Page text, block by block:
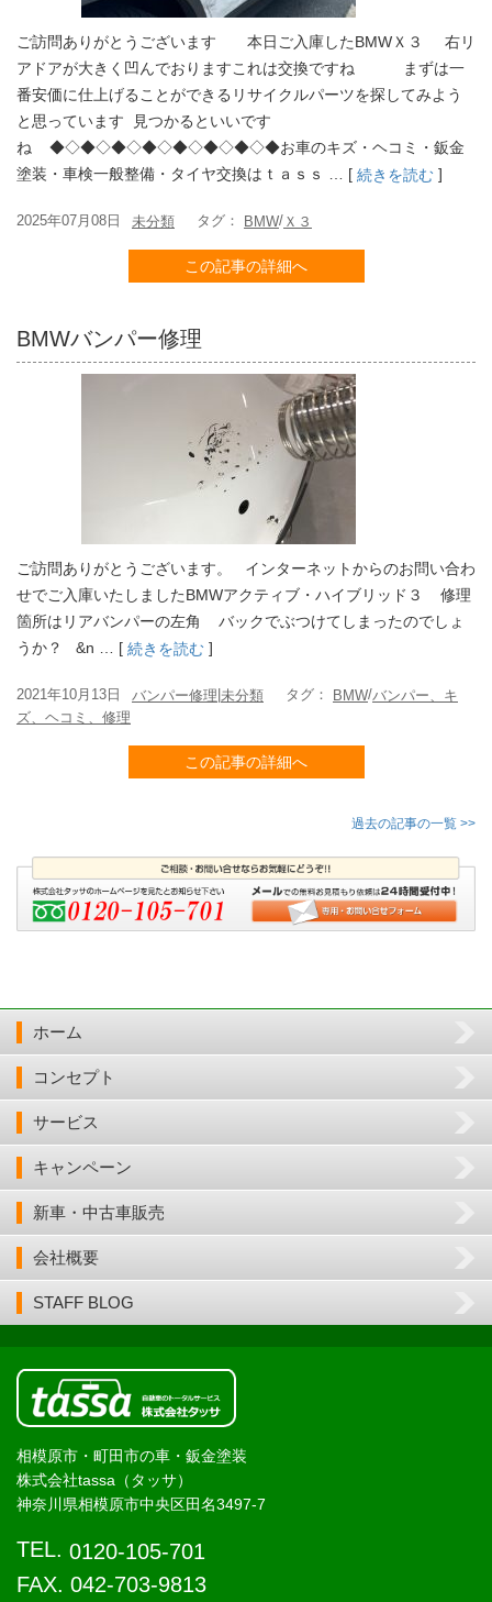
ご訪問ありがとうございます 本日ご入庫したBMWＸ３ 右リ
アドアが大きく凹んでおりますこれは交換ですね まずは一
番安価に仕上げることができるリサイクルパーツを探してみよう
と思っています 見つかるといいです
ね ◆◇◆◇◆◇◆◇◆◇◆◇◆◇◆お車のキズ・ヘコミ・鈑金
塗装・車検一般整備・タイヤ交換はｔａｓｓ … [ 続きを読む ]
2025年07月08日 未分類 タグ： BMW/ Ｘ３
この記事の詳細へ
BMWバンパー修理
ご訪問ありがとうございます。 インターネットからのお問い合わ
せでご入庫いたしましたBMWアクティブ・ハイブリッド３ 修理
箇所はリアバンパーの左角 バックでぶつけてしまったのでしょ
うか？ &n … [ 続きを読む ]
2021年10月13日 バンパー修理 未分類 タグ： BMW/バンパー、キ
ズ、ヘコミ、修理
この記事の詳細へ
過去の記事の一覧 >>
ホーム
コンセプト
サービス
キャンペーン
新車・中古車販売
会社概要
STAFF BLOG
相模原市・町田市の車・鈑金塗装
株式会社tassa（タッサ）
神奈川県相模原市中央区田名3497-7
TEL. 0120-105-701
FAX. 042-703-9813